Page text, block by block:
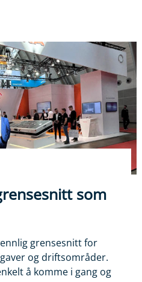
som
grensesnitt for
og driftsområder.
å komme i gang og